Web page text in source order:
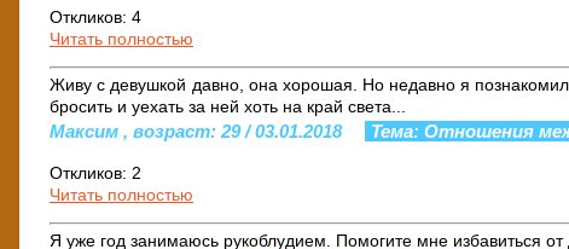
Откликов: 4
Читать полностью
Живу с девушкой давно, она хорошая. Но недавно я
бросить и уехать за ней хоть на край света...
Максим , возраст: 29 / 03.01.2018 Тема: Отношения
Откликов: 2
Читать полностью
Я уже год занимаюсь рукоблудием. Помогите мне избавиться от